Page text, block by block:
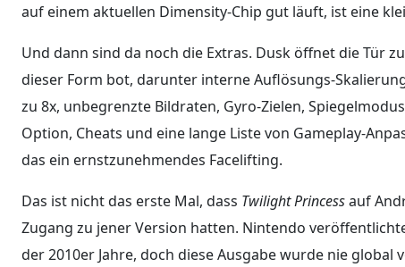
auf einem aktuellen Dimensity-Chip gut läuft, ist eine
Und dann sind da noch die Extras. Dusk öffnet die Tür
dieser Form bot, darunter interne Auflösungs-
zu 8x, unbegrenzte Bildraten, Gyro-Zielen,
Option, Cheats und eine lange Liste von Gameplay-
das ein ernstzunehmendes Facelifting.
Das ist nicht das erste Mal, dass Twilight Princessauf
Zugang zu jener Version hatten. Nintendo
der 2010er Jahre, doch diese Ausgabe wurde nie